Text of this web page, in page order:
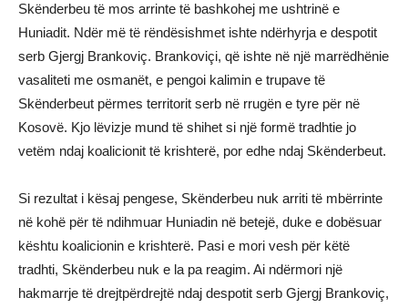
Skënderbeu të mos arrinte të bashkohej me ushtrinë e
Huniadit. Ndër më të rëndësishmet ishte ndërhyrja e despotit
serb Gjergj Brankoviç. Brankoviçi, që ishte në një marrëdhënie
vasaliteti me osmanët, e pengoi kalimin e trupave të
Skënderbeut përmes territorit serb në rrugën e tyre për në
Kosovë. Kjo lëvizje mund të shihet si një formë tradhtie jo
vetëm ndaj koalicionit të krishterë, por edhe ndaj Skënderbeut.
Si rezultat i kësaj pengese, Skënderbeu nuk arriti të mbërrinte
në kohë për të ndihmuar Huniadin në betejë, duke e dobësuar
kështu koalicionin e krishterë. Pasi e mori vesh për këtë
tradhti, Skënderbeu nuk e la pa reagim. Ai ndërmori një
hakmarrje të drejtpërdrejtë ndaj despotit serb Gjergj Brankoviç,